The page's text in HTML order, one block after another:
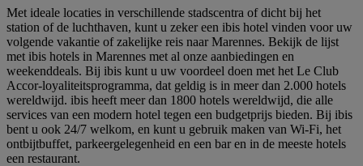
Met ideale locaties in verschillende stadscentra of dicht bij het
station of de luchthaven, kunt u zeker een ibis hotel vinden voor uw
volgende vakantie of zakelijke reis naar Marennes. Bekijk de lijst
met ibis hotels in Marennes met al onze aanbiedingen en
weekenddeals. Bij ibis kunt u uw voordeel doen met het Le Club
Accor-loyaliteitsprogramma, dat geldig is in meer dan 2.000 hotels
wereldwijd. ibis heeft meer dan 1800 hotels wereldwijd, die alle
services van een modern hotel tegen een budgetprijs bieden. Bij ibis
bent u ook 24/7 welkom, en kunt u gebruik maken van Wi-Fi, het
ontbijtbuffet, parkeergelegenheid en een bar en in de meeste hotels
een restaurant.